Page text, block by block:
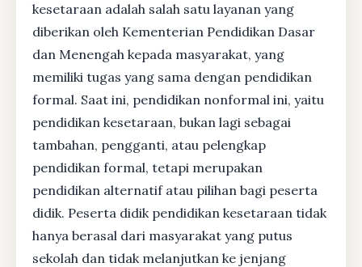
kesetaraan adalah salah satu layanan yang
diberikan oleh Kementerian Pendidikan Dasar
dan Menengah kepada masyarakat, yang
memiliki tugas yang sama dengan pendidikan
formal. Saat ini, pendidikan nonformal ini, yaitu
pendidikan kesetaraan, bukan lagi sebagai
tambahan, pengganti, atau pelengkap
pendidikan formal, tetapi merupakan
pendidikan alternatif atau pilihan bagi peserta
didik. Peserta didik pendidikan kesetaraan tidak
hanya berasal dari masyarakat yang putus
sekolah dan tidak melanjutkan ke jenjang